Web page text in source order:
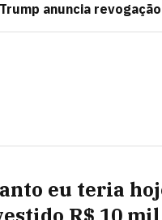
anuncia
eu teria